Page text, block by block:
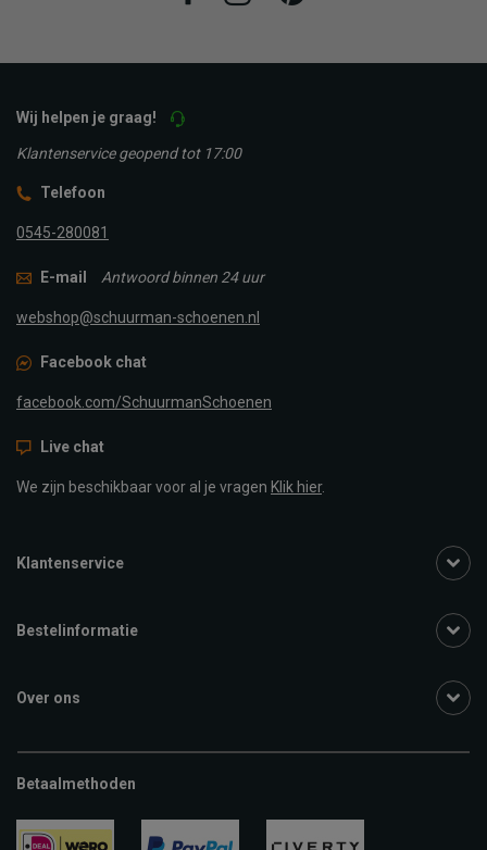
Wij helpen je graag!
Klantenservice geopend tot 17:00
Telefoon
0545-280081
E-mail Antwoord binnen 24 uur
webshop@schuurman-schoenen.nl
Facebook chat
facebook.com/SchuurmanSchoenen
Live chat
We zijn beschikbaar voor al je vragen Klik hier.
Klantenservice
Bestelinformatie
Over ons
Betaalmethoden